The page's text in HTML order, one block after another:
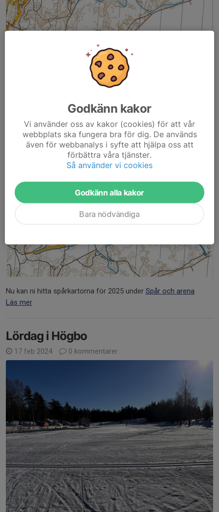
Banan mäter 15 km. För långa distansen gäller 3 varv. För korta distansen
Spårkartor Bessemerloppet 2025
publicerade
12 feb 2025 0 kommentarer
Nu kan ni hitta spårkartorna för 2025 under Spår och arena
Läs mer
Lördag i Högbo
17 feb 2024 0 kommentarer
Godkänn kakor
Vi använder oss av kakor (cookies) för att vår
webbplats ska fungera bra för dig. De används
även för webbanalys i syfte att hjälpa oss att
förbättra våra tjänster.
Så använder vi cookies
Godkänn alla kakor
Bara nödvändiga